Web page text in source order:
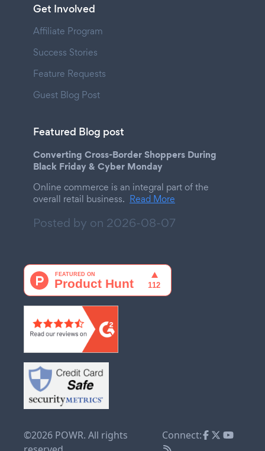
Get Involved
Affiliate Program
Success Stories
Feature Requests
Guest Blog Post
Featured Blog post
Converting Cross-Border Shoppers During
Black Friday & Cyber Monday
Online commerce is an integral part of the
overall retail business. Read More
Posted by on 2026-08-07
©2026 POWR. All rights
Connect: